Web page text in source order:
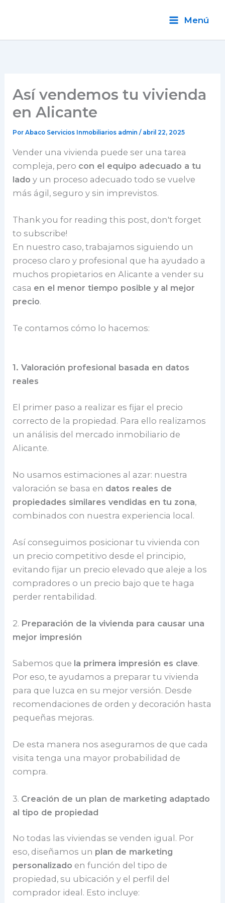
Menú
Así vendemos tu vivienda
en Alicante
Por Abaco Servicios Inmobiliarios admin/ abril 22, 2025
Vender una vivienda puede ser una tarea
compleja, pero con el equipo adecuado a tu
lado y un proceso adecuado todo se vuelve
más ágil, seguro y sin imprevistos.
Thank you for reading this post, don't forget
to subscribe!
En nuestro caso, trabajamos siguiendo un
proceso claro y profesional que ha ayudado a
muchos propietarios en Alicante a vender su
casa en el menor tiempo posible y al mejor
precio.
Te contamos cómo lo hacemos:
1. Valoración profesional basada en datos
reales
El primer paso a realizar es fijar el precio
correcto de la propiedad. Para ello realizamos
un análisis del mercado inmobiliario de
Alicante.
No usamos estimaciones al azar: nuestra
valoración se basa en datos reales de
propiedades similares vendidas en tu zona,
combinados con nuestra experiencia local.
Así conseguimos posicionar tu vivienda con
un precio competitivo desde el principio,
evitando fijar un precio elevado que aleje a los
compradores o un precio bajo que te haga
perder rentabilidad.
2. Preparación de la vivienda para causar una
mejor impresión
Sabemos que la primera impresión es clave.
Por eso, te ayudamos a preparar tu vivienda
para que luzca en su mejor versión. Desde
recomendaciones de orden y decoración hasta
pequeñas mejoras.
De esta manera nos aseguramos de que cada
visita tenga una mayor probabilidad de
compra.
3. Creación de un plan de marketing adaptado
al tipo de propiedad
No todas las viviendas se venden igual. Por
eso, diseñamos un plan de marketing
personalizado en función del tipo de
propiedad, su ubicación y el perfil del
comprador ideal. Esto incluye: